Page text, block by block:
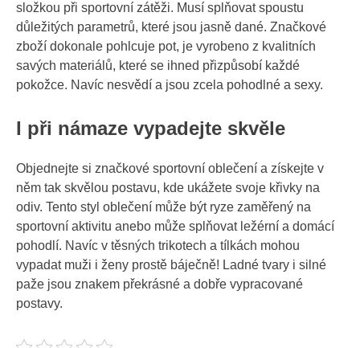
složkou při sportovní zátěži. Musí splňovat spoustu
důležitých parametrů, které jsou jasně dané. Značkové
zboží dokonale pohlcuje pot, je vyrobeno z kvalitních
savých materiálů, které se ihned přizpůsobí každé
pokožce. Navíc nesvědí a jsou zcela pohodlné a sexy.
I při námaze vypadejte skvěle
Objednejte si značkové sportovní oblečení a získejte v
něm tak skvělou postavu, kde ukážete svoje křivky na
odiv. Tento styl oblečení může být ryze zaměřený na
sportovní aktivitu anebo může splňovat ležérní a domácí
pohodlí. Navíc v těsných trikotech a tílkách mohou
vypadat muži i ženy prostě báječně! Ladné tvary i silné
paže jsou znakem překrásné a dobře vypracované
postavy.